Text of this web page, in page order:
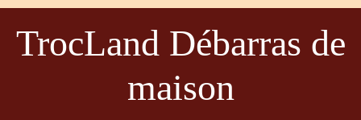
TrocLand Débarras de
maison